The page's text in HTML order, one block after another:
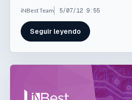
iNBest Team 5/07/12 9:55
Seguir leyendo